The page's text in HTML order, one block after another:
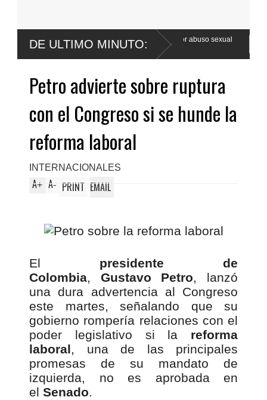
DE ULTIMO MINUTO:
Franco apela sentencia por abuso sexual
Poder Ejecutivo
Petro advierte sobre ruptura
con el Congreso si se hunde la
reforma laboral
INTERNACIONALES
A+ A- PRINT EMAIL
El presidente de
Colombia, Gustavo Petro, lanzó
una dura advertencia al Congreso
este martes, señalando que su
gobierno rompería relaciones con el
poder legislativo si la reforma
laboral, una de las principales
promesas de su mandato de
izquierda, no es aprobada en
el Senado.